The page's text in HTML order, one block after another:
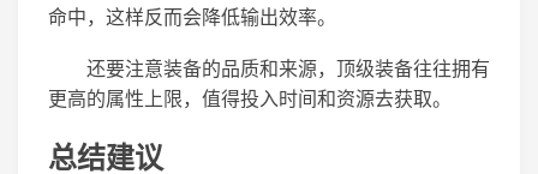
命中，这样反而会降低输出效率。
还要注意装备的品质和来源，顶级装备往往拥有
更高的属性上限，值得投入时间和资源去获取。
总结建议